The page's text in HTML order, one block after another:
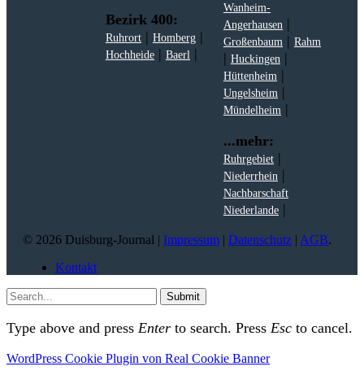
Bezirk 400:
Ruhrort| Homberg|
Hochheide| Baerl|
Wanheim-
Angerhausen|
Großenbaum| Rahm
| Huckingen|
Hüttenheim|
Ungelsheim|
Mündelheim|
...mehr:
Ruhrgebiet|
Niederrhein|
Nachbarschaft
Niederlande|
© 2026 Duisburg-Journal | Impressum | Datenschutz | AGB.
Kontakt
Submit
Type above and press Enter to search. Press Esc to cancel.
WordPress Cookie Plugin von Real Cookie Banner